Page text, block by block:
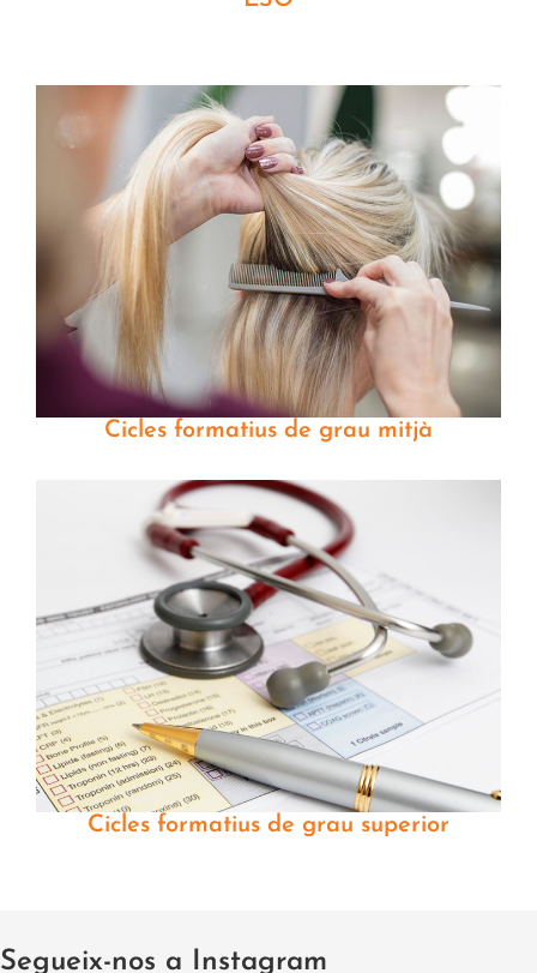
Cicles formatius de grau mitjà
Cicles formatius de grau superior
Segueix-nos a Instagram